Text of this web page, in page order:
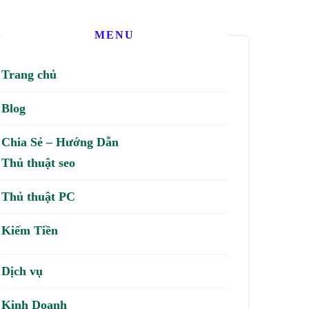
MENU
Trang chủ
Blog
Chia Sẻ – Hướng Dẫn
Thủ thuật seo
Thủ thuật PC
Kiếm Tiền
Dịch vụ
Kinh Doanh